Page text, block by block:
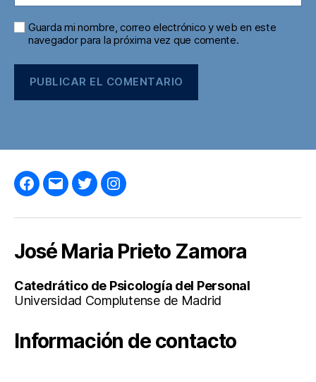
Guarda mi nombre, correo electrónico y web en este
navegador para la próxima vez que comente.
Facebook
CorreoTwitterInstagram
José Maria Prieto Zamora
Catedrático de Psicología del Personal
Universidad Complutense de Madrid
Información de contacto